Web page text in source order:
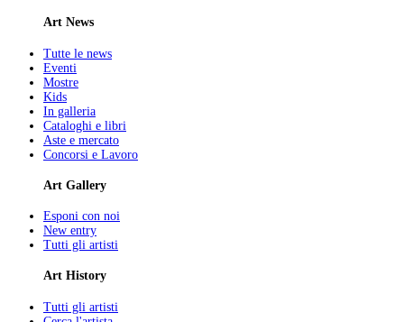
Art News
Tutte le news
Eventi
Mostre
Kids
In galleria
Cataloghi e libri
Aste e mercato
Concorsi e Lavoro
Art Gallery
Esponi con noi
New entry
Tutti gli artisti
Art History
Tutti gli artisti